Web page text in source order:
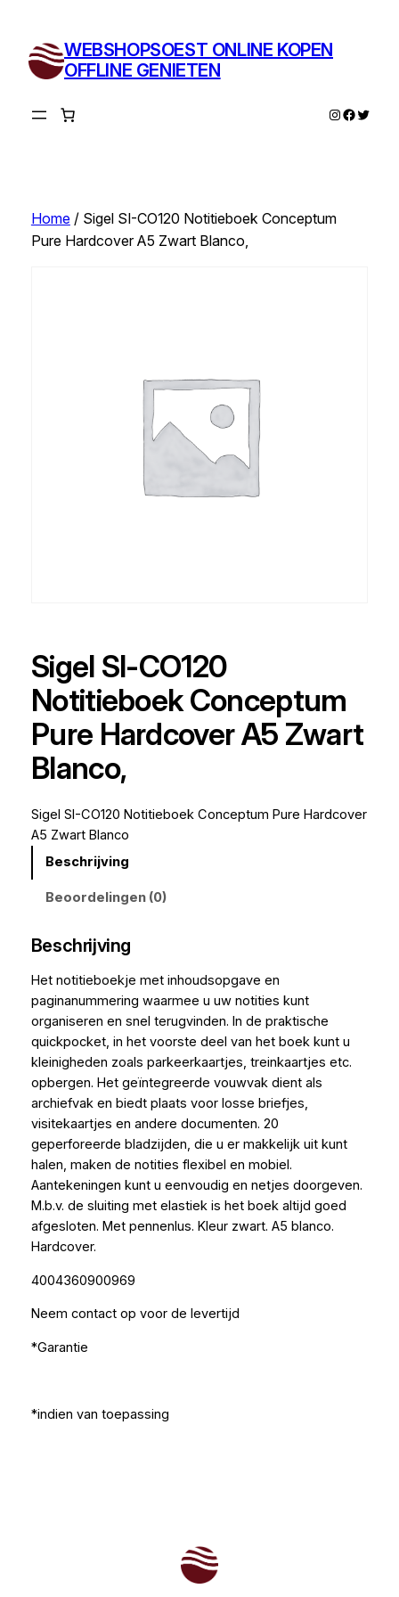
inhoud
WEBSHOPSOEST ONLINE KOPEN
OFFLINE GENIETEN
Instagram
Twitter
Home/ Sigel SI-CO120 Notitieboek Conceptum
Pure Hardcover A5 Zwart Blanco,
Sigel SI-CO120
Notitieboek Conceptum
Pure Hardcover A5 Zwart
Blanco,
Sigel SI-CO120 Notitieboek Conceptum Pure Hardcover
A5 Zwart Blanco
Beschrijving
Beoordelingen (0)
Beschrijving
Het notitieboekje met inhoudsopgave en
paginanummering waarmee u uw notities kunt
organiseren en snel terugvinden. In de praktische
quickpocket, in het voorste deel van het boek kunt u
kleinigheden zoals parkeerkaartjes, treinkaartjes etc.
opbergen. Het geïntegreerde vouwvak dient als
archiefvak en biedt plaats voor losse briefjes,
visitekaartjes en andere documenten. 20
geperforeerde bladzijden, die u er makkelijk uit kunt
halen, maken de notities flexibel en mobiel.
Aantekeningen kunt u eenvoudig en netjes doorgeven.
M.b.v. de sluiting met elastiek is het boek altijd goed
afgesloten. Met pennenlus. Kleur zwart. A5 blanco.
Hardcover.
4004360900969
Neem contact op voor de levertijd
*Garantie
*indien van toepassing